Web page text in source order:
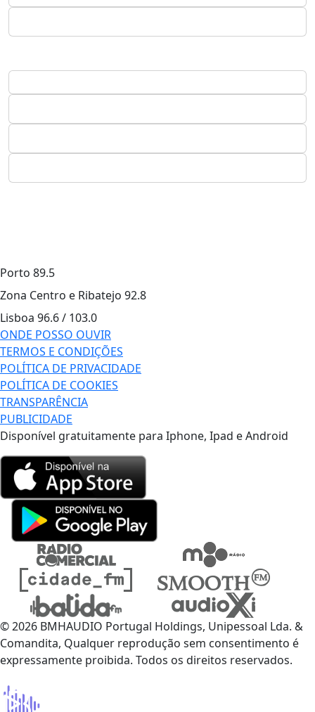
Porto 89.5
Zona Centro e Ribatejo 92.8
Lisboa 96.6 / 103.0
ONDE POSSO OUVIR
TERMOS E CONDIÇÕES
POLÍTICA DE PRIVACIDADE
POLÍTICA DE COOKIES
TRANSPARÊNCIA
PUBLICIDADE
Disponível gratuitamente para Iphone, Ipad e Android
© 2026 BMHAUDIO Portugal Holdings, Unipessoal Lda. &
Comandita, Qualquer reprodução sem consentimento é
expressamente proibida. Todos os direitos reservados.